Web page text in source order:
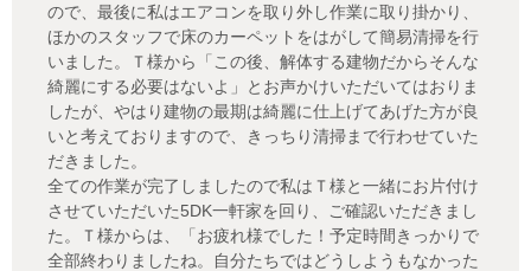
ので、最後に私はエアコンを取り外し作業に取り掛かり、
ほかのスタッフで床のカーペットをはがして簡易清掃を行
いました。Ｔ様から「この後、解体する建物だからそんな
綺麗にする必要はないよ」とお声かけいただいてはおりま
したが、やはり建物の最期は綺麗に仕上げてあげた方が良
いと考えておりますので、きっちり清掃まで行わせていた
だきました。
全ての作業が完了しましたので私はＴ様と一緒にお片付け
させていただいた5DK一軒家を回り、ご確認いただきまし
た。Ｔ様からは、「お疲れ様でした！予定時間きっかりで
全部終わりましたね。自分たちではどうしようもなかった